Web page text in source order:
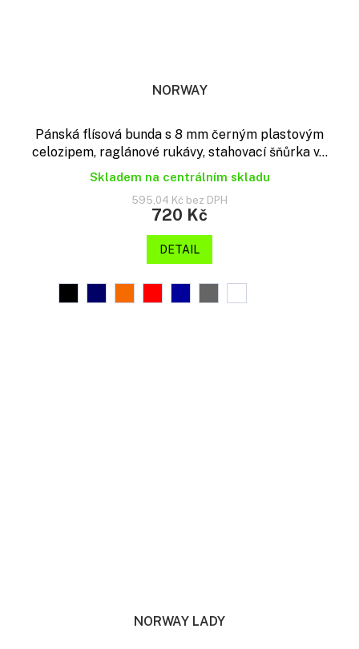
NORWAY
Pánská flísová bunda s 8 mm černým plastovým
celozipem, raglánové rukávy, stahovací šňůrka v...
Skladem na centrálním skladu
595,04 Kč bez DPH
720 Kč
DETAIL
NORWAY LADY